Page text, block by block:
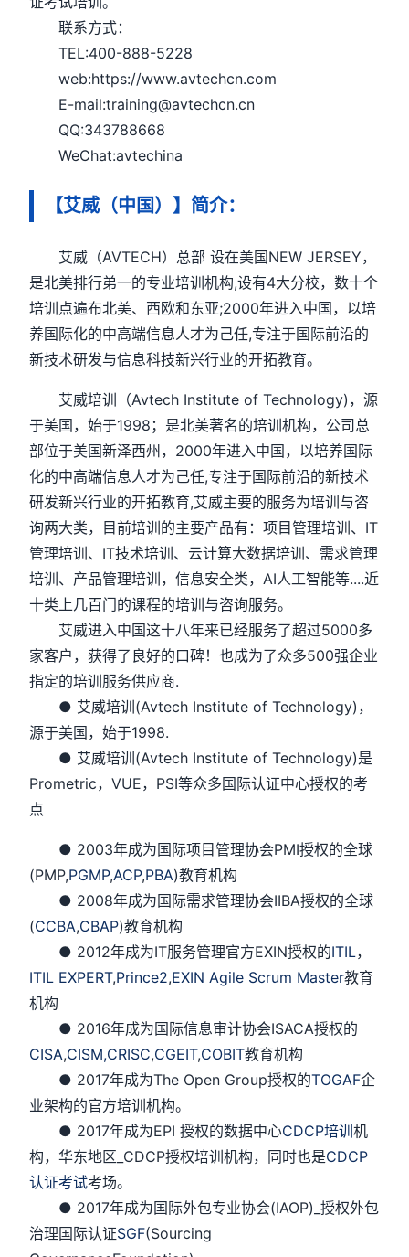
联系方式：
TEL:400-888-5228
web:https://www.avtechcn.com
E-mail:training@avtechcn.cn
QQ:343788668
WeChat:avtechina
【艾威（中国）】简介：
艾威（AVTECH）总部 设在美国NEW JERSEY，
是北美排行弟一的专业培训机构,设有4大分校，数十个
培训点遍布北美、西欧和东亚;2000年进入中国，以培
养国际化的中高端信息人才为己任,专注于国际前沿的
新技术研发与信息科技新兴行业的开拓教育。
艾威培训（Avtech Institute of Technology)，源
于美国，始于1998；是北美著名的培训机构，公司总
部位于美国新泽西州，2000年进入中国，以培养国际
化的中高端信息人才为己任,专注于国际前沿的新技术
研发新兴行业的开拓教育,艾威主要的服务为培训与咨
询两大类，目前培训的主要产品有：项目管理培训、IT
管理培训、IT技术培训、云计算大数据培训、需求管理
培训、产品管理培训，信息安全类，AI人工智能等....近
十类上几百门的课程的培训与咨询服务。
艾威进入中国这十八年来已经服务了超过5000多
家客户，获得了良好的口碑！也成为了众多500强企业
指定的培训服务供应商.
● 艾威培训(Avtech Institute of Technology)，
源于美国，始于1998.
● 艾威培训(Avtech Institute of Technology)是
Prometric，VUE，PSI等众多国际认证中心授权的考
点
● 2003年成为国际项目管理协会PMI授权的全球
(PMP,PGMP,ACP,PBA)教育机构
● 2008年成为国际需求管理协会IIBA授权的全球
(CCBA,CBAP)教育机构
● 2012年成为IT服务管理官方EXIN授权的ITIL，
ITIL EXPERT,Prince2,EXIN Agile Scrum Master教育
机构
● 2016年成为国际信息审计协会ISACA授权的
CISA,CISM,CRISC,CGEIT,COBIT教育机构
● 2017年成为The Open Group授权的TOGAF企
业架构的官方培训机构。
● 2017年成为EPI 授权的数据中心CDCP培训机
构，华东地区_CDCP授权培训机构，同时也是CDCP
认证考试考场。
● 2017年成为国际外包专业协会(IAOP)_授权外包
治理国际认证SGF(Sourcing